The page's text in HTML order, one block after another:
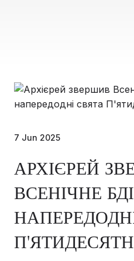
7 Jun 2025
АРХІЄРЕЙ
ВСЕНІЧНЕ